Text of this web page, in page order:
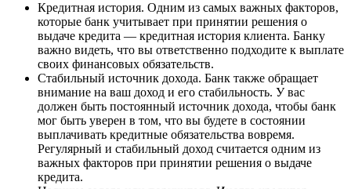
Кредитная история. Одним из самых важных факторов,
которые банк учитывает при принятии решения о
выдаче кредита — кредитная история клиента. Банку
важно видеть, что вы ответственно подходите к выплате
своих финансовых обязательств.
Стабильный источник дохода. Банк также обращает
внимание на ваш доход и его стабильность. У вас
должен быть постоянный источник дохода, чтобы банк
мог быть уверен в том, что вы будете в состоянии
выплачивать кредитные обязательства вовремя.
Регулярный и стабильный доход считается одним из
важных факторов при принятии решения о выдаче
кредита.